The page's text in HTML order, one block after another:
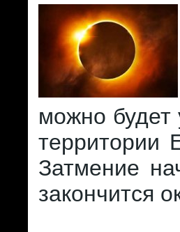
можно будет
территории
Затмение
закончится